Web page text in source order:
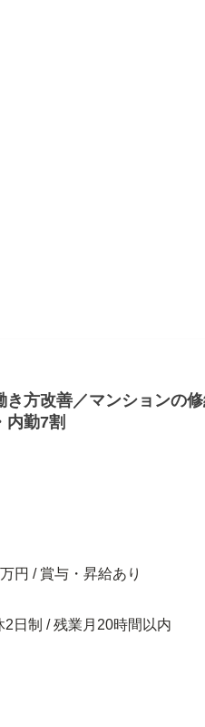
き方改善／マンションの
内勤7割
円 / 賞与・昇給あり
2日制 / 残業月20時間以内